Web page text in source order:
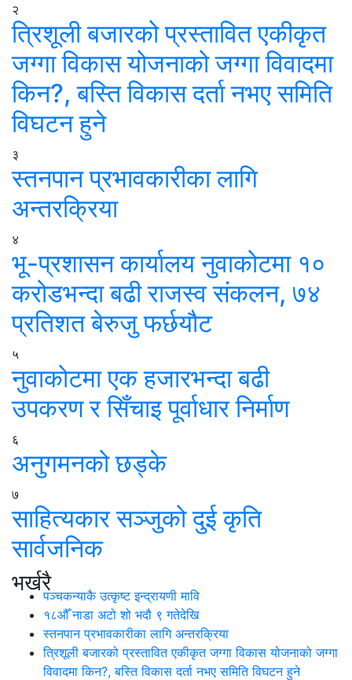
२
त्रिशूली बजारको प्रस्तावित एकीकृत
जग्गा विकास योजनाको जग्गा विवादमा
किन?, बस्ति विकास दर्ता नभए समिति
विघटन हुने
३
स्तनपान प्रभावकारीका लागि
अन्तरक्रिया
४
भू-प्रशासन कार्यालय नुवाकोटमा १०
करोडभन्दा बढी राजस्व संकलन, ७४
प्रतिशत बेरुजु फर्छयौट
५
नुवाकोटमा एक हजारभन्दा बढी
उपकरण र सिँचाइ पूर्वाधार निर्माण
६
अनुगमनको छड्के
७
साहित्यकार सञ्जुको दुई कृति
सार्वजनिक
भर्खरैपञ्चकन्याकै उत्कृष्ट इन्द्रायणी मावि
१८औँ नाडा अटो शो भदौ ९ गतेदेखि
स्तनपान प्रभावकारीका लागि अन्तरक्रिया
त्रिशूली बजारको प्रस्तावित एकीकृत जग्गा विकास योजनाको जग्गा
विवादमा किन?, बस्ति विकास दर्ता नभए समिति विघटन हुने